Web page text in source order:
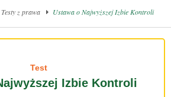
Testy z prawa Ustawa o Najwyższej Izbie Kontroli
Test
Izbie Kontroli